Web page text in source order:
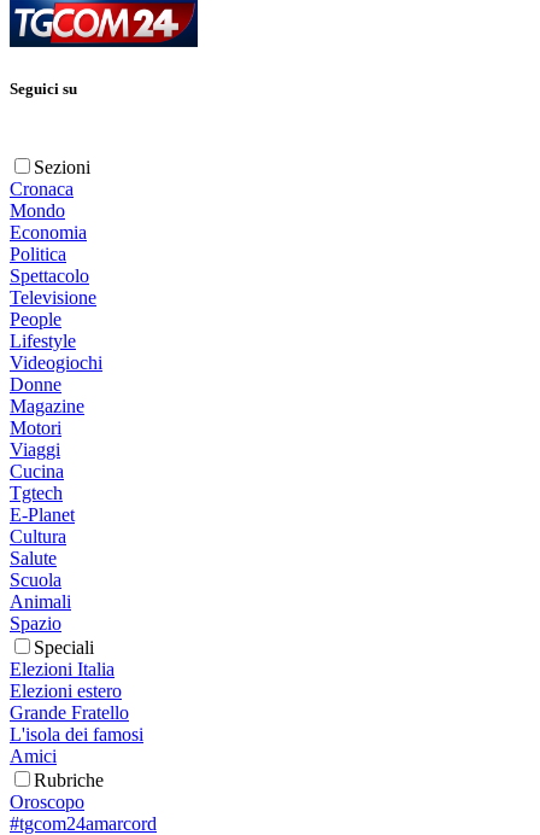
Seguici su
Sezioni
Cronaca
Mondo
Economia
Politica
Spettacolo
Televisione
People
Lifestyle
Videogiochi
Donne
Magazine
Motori
Viaggi
Cucina
Tgtech
E-Planet
Cultura
Salute
Scuola
Animali
Spazio
Speciali
Elezioni Italia
Elezioni estero
Grande Fratello
L'isola dei famosi
Amici
Rubriche
Oroscopo
#tgcom24amarcord